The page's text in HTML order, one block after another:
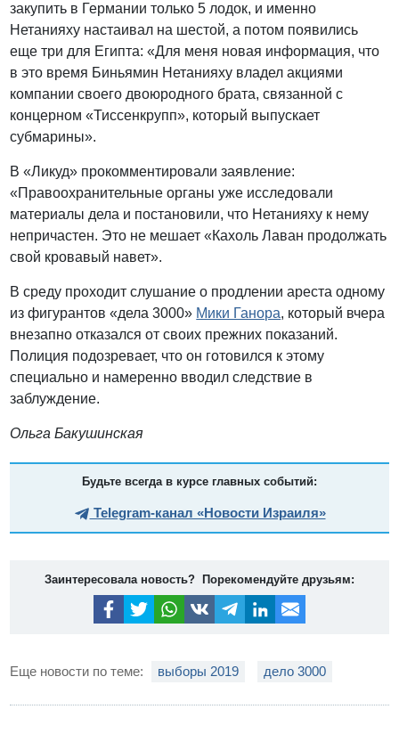
закупить в Германии только 5 лодок, и именно
Нетанияху настаивал на шестой, а потом появились
еще три для Египта: «Для меня новая информация, что
в это время Биньямин Нетанияху владел акциями
компании своего двоюродного брата, связанной с
концерном «Тиссенкрупп», который выпускает
субмарины».
В «Ликуд» прокомментировали заявление:
«Правоохранительные органы уже исследовали
материалы дела и постановили, что Нетанияху к нему
непричастен. Это не мешает «Кахоль Лаван продолжать
свой кровавый навет».
В среду проходит слушание о продлении ареста одному
из фигурантов «дела 3000» Мики Ганора, который вчера
внезапно отказался от своих прежних показаний.
Полиция подозревает, что он готовился к этому
специально и намеренно вводил следствие в
заблуждение.
Ольга Бакушинская
Будьте всегда в курсе главных событий:
Telegram-канал «Новости Израиля»
Заинтересовала новость? Порекомендуйте друзьям:
Еще новости по теме: выборы 2019 дело 3000